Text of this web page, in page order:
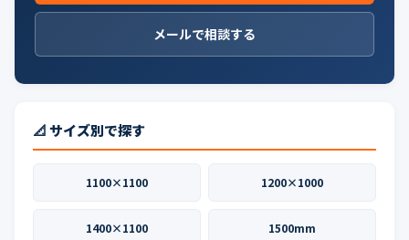
メールで相談する
📐 サイズ別で探す
1100×1100 1200×1000
1400×1100 1500mm